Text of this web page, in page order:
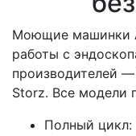
Моющие машинки
работы с
производителей —
Storz. Все модели
Полный цикл: